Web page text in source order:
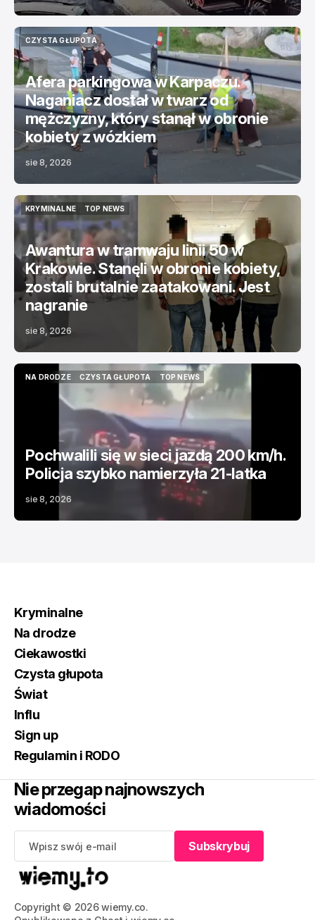
CZYSTA GŁUPOTA
CZYSTA GŁUPOTA
Afera parkingowa w Karpaczu.
Naganiacz dostał w twarz od
mężczyzny, który stanął w obronie
kobiety z wózkiem
sie 8, 2026
KRYMINALNE
KRYMINALNE
TOP NEWS
TOP NEWS
Awantura w tramwaju linii 50 w
Krakowie. Stanęli w obronie kobiety,
zostali brutalnie zaatakowani. Jest
nagranie
sie 8, 2026
NA DRODZE
CZYSTA GŁUPOTA
CZYSTA GŁUPOTA
TOP NEWS
TOP NEWS
Pochwalili się w sieci jazdą 200 km/h.
Policja szybko namierzyła 21-latka
sie 8, 2026
Copyright © 2026 wiemy.co.
Kryminalne
Na drodze
Ciekawostki
Czysta głupota
Świat
Influ
Sign up
Regulamin i RODO
Nie przegap najnowszych
wiadomości
Subskrybuj
Subskrybuj